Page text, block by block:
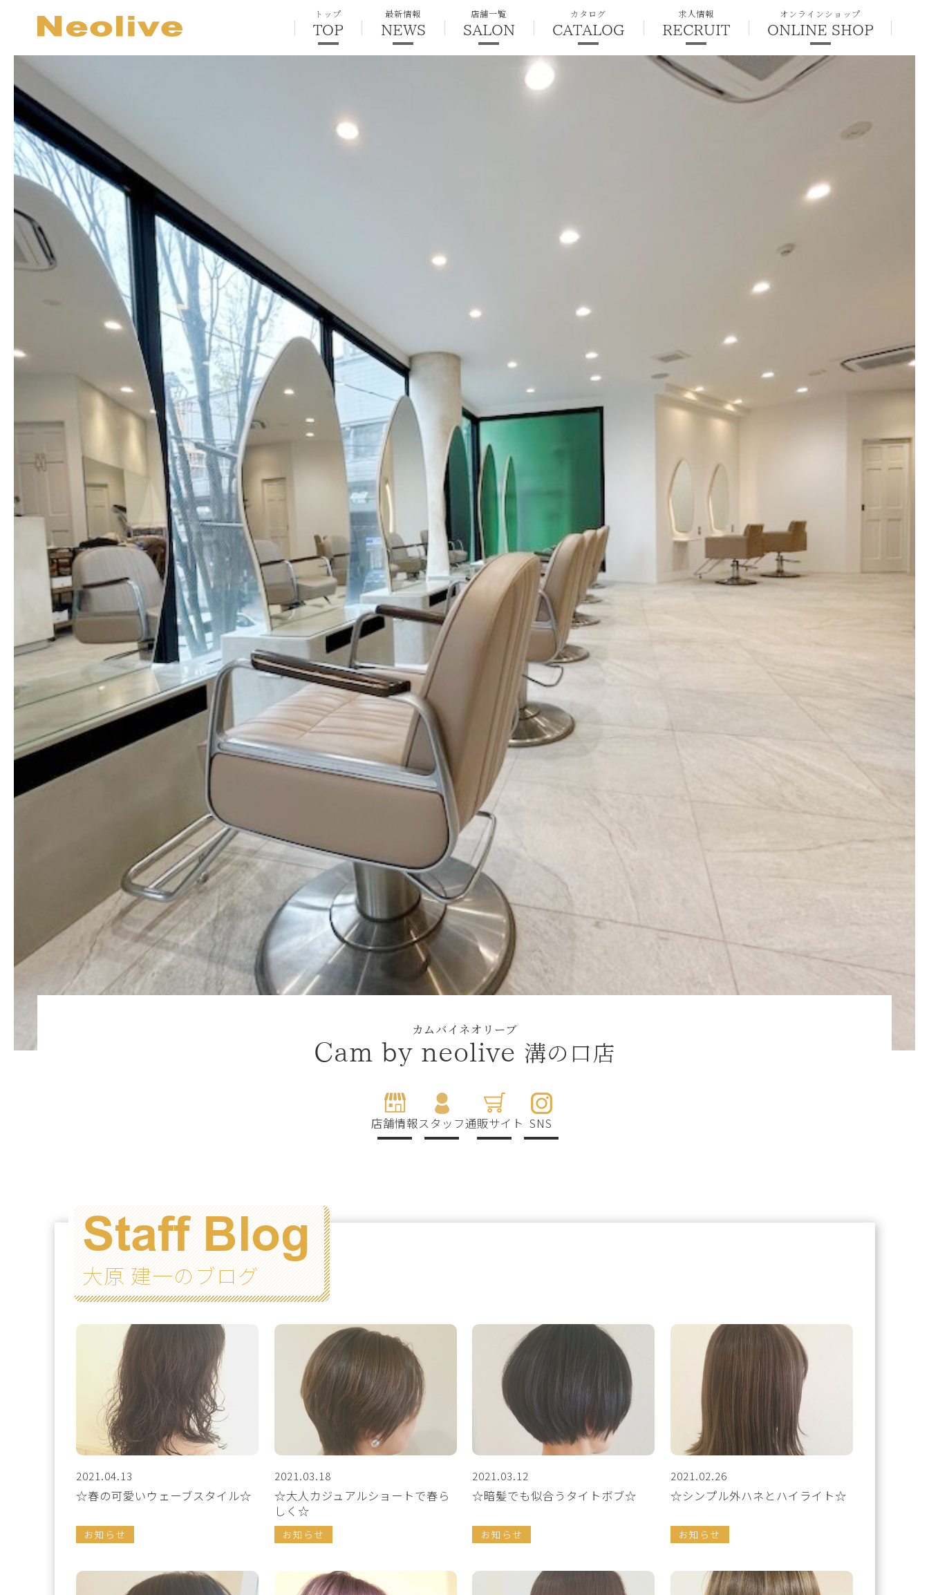
トップ
TOP
最新情報
NEWS
店舗一覧
SALON
カタログ
CATALOG
求人情報
RECRUIT
オンラインショップ
ONLINE SHOP
カムバイネオリーブ
Cam by neolive 溝の口店
店舗情報スタッフ通販サイト SNS
Staff Blog
大原 建一のブログ
2021.04.13
☆春の可愛いウェーブスタイル☆
お知らせ
2021.03.18
☆大人カジュアルショートで春ら
しく☆
お知らせ
2021.03.12
☆暗髪でも似合うタイトボブ☆
お知らせ
2021.02.26
☆シンプル外ハネとハイライト☆
お知らせ